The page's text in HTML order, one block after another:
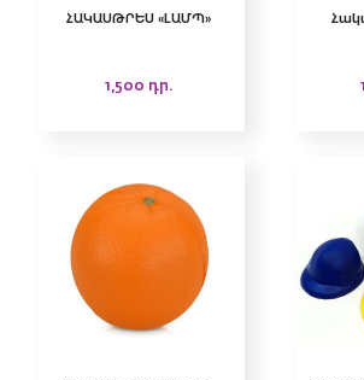
ՀԱԿԱՍԹՐԵՍ «ԼԱՄՊ»
1,500 դր.